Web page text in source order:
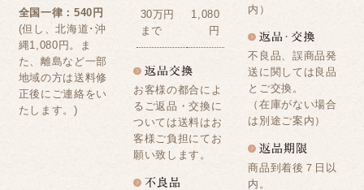
全国一律：540円
(但し、北海道･沖
縄1,080円。ま
た、離島など一部
地域の方は送料修
正後にご連絡をい
たします。)
30万円
まで
1,080
円
お客様の都合によ
るご返品・交換に
ついては送料はお
客様ご負担にてお
願い致します。
内）
不良品、誤商品発
送に関しては良品
とご交換。
（在庫がない場合
は別途ご案内）
商品到着後７日以
内。